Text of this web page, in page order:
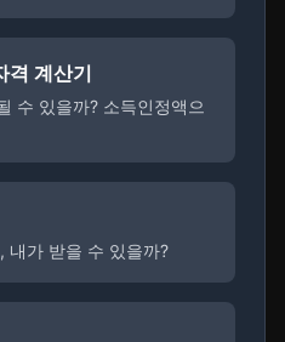
격 계산기
수 있을까? 소득인정액으
내가 받을 수 있을까?